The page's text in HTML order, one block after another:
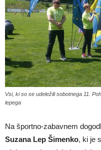
Vsi, ki so se udeležili sobotnega 11.
lepega
Na športno-zabavnem
Suzana Lep Šimenko, ki je